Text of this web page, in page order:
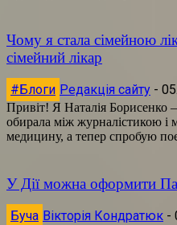
Чому я стала сімейною
сімейний лікар
#Блоги Редакція сайту -
Привіт! Я Наталія Борисенко
обирала між журналістикою
медицину, а тепер спробую
У Дії можна оформити
Буча Вікторія Кондратюк -